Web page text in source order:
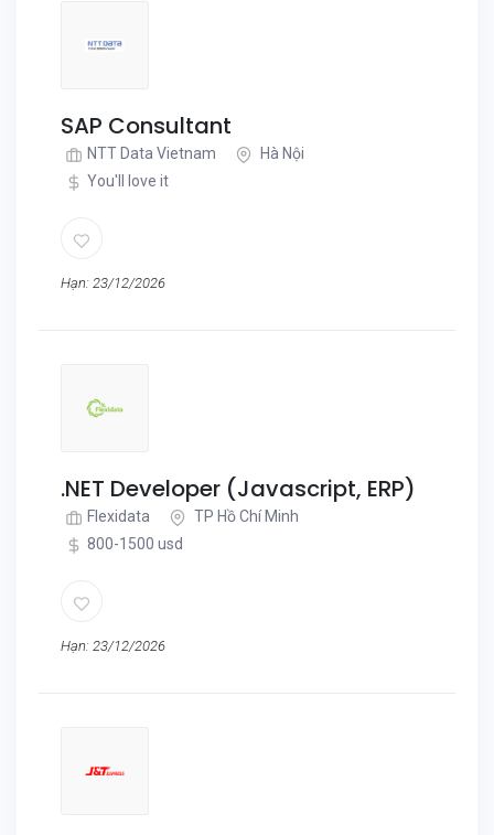
SAP Consultant
NTT Data Vietnam
Hà Nội
You'll love it
Hạn: 23/12/2026
.NET Developer (Javascript, ERP)
Flexidata
TP Hồ Chí Minh
800-1500 usd
Hạn: 23/12/2026